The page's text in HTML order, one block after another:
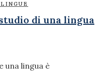
di una lingua
una lingua è